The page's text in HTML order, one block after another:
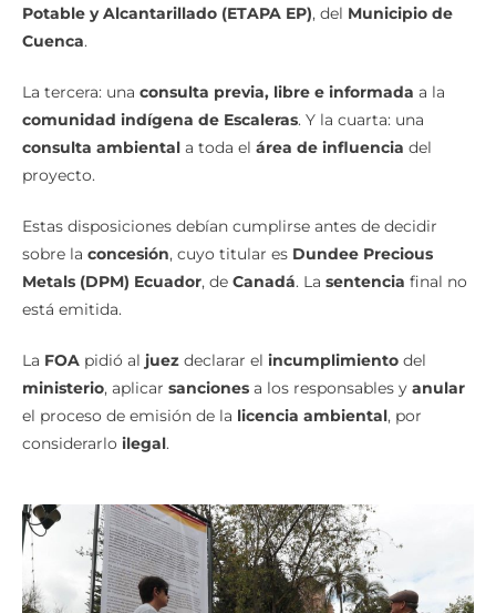
Potable y Alcantarillado (ETAPA EP), del Municipio de
Cuenca.
La tercera: una consulta previa, libre e informada a la
comunidad indígena de Escaleras. Y la cuarta: una
consulta ambiental a toda el área de influencia del
proyecto.
Estas disposiciones debían cumplirse antes de decidir
sobre la concesión, cuyo titular es Dundee Precious
Metals (DPM) Ecuador, de Canadá. La sentencia final no
está emitida.
La FOA pidió al juez declarar el incumplimiento del
ministerio, aplicar sanciones a los responsables y anular
el proceso de emisión de la licencia ambiental, por
considerarlo ilegal.